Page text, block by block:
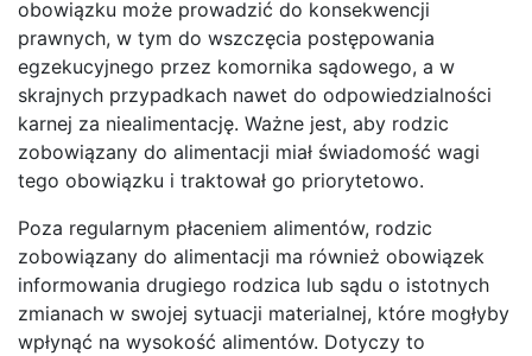
obowiązku może prowadzić do konsekwencji
prawnych, w tym do wszczęcia postępowania
egzekucyjnego przez komornika sądowego, a w
skrajnych przypadkach nawet do odpowiedzialności
karnej za niealimentację. Ważne jest, aby rodzic
zobowiązany do alimentacji miał świadomość wagi
tego obowiązku i traktował go priorytetowo.
Poza regularnym płaceniem alimentów, rodzic
zobowiązany do alimentacji ma również obowiązek
informowania drugiego rodzica lub sądu o istotnych
zmianach w swojej sytuacji materialnej, które mogłyby
wpłynąć na wysokość alimentów. Dotyczy to